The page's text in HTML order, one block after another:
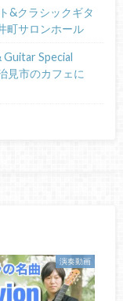
&クラシックギタ
町サロンホール
Special
見市のカフェに
演奏動画